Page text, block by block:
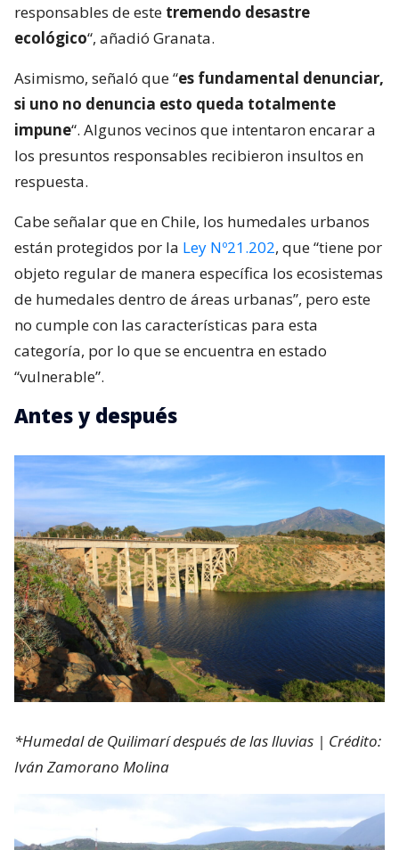
responsables de este tremendo desastre
ecológico“, añadió Granata.
Asimismo, señaló que “es fundamental denunciar,
si uno no denuncia esto queda totalmente
impune“. Algunos vecinos que intentaron encarar a
los presuntos responsables recibieron insultos en
respuesta.
Cabe señalar que en Chile, los humedales urbanos
están protegidos por la Ley Nº21.202, que “tiene por
objeto regular de manera específica los ecosistemas
de humedales dentro de áreas urbanas”, pero este
no cumple con las características para esta
categoría, por lo que se encuentra en estado
“vulnerable”.
Antes y después
*Humedal de Quilimarí después de las lluvias | Crédito:
Iván Zamorano Molina